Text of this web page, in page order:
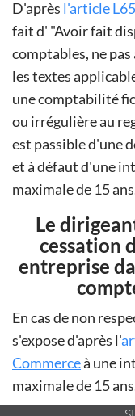
D'après l'article
fait d' Avoir fait
comptables, ne
les textes
une comptabilité
ou irrégulière au
est passible d'une
et à défaut d'une
maximale de 15
Le
cessation
entreprise
En cas de non
s'expose d'après l'
Commerceà une
maximale de 15